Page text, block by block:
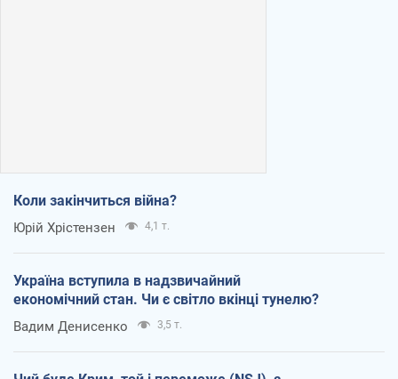
Коли закінчиться війна?
Юрій Хрістензен 4,1 т.
Україна вступила в надзвичайний
економічний стан. Чи є світло вкінці тунелю?
Вадим Денисенко 3,5 т.